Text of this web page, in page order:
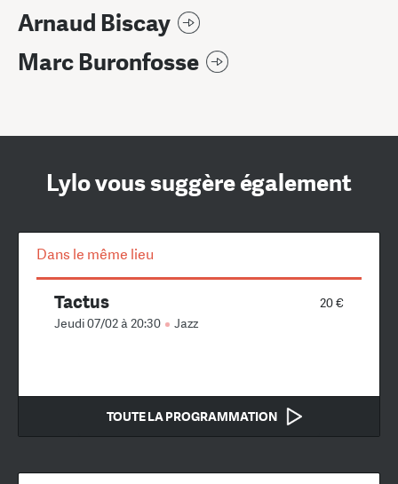
Arnaud Biscay
Marc Buronfosse
Lylo vous suggère également
Dans le même lieu
20 €
Tactus
Jeudi 07/02 à 20:30 Jazz
TOUTE LA PROGRAMMATION